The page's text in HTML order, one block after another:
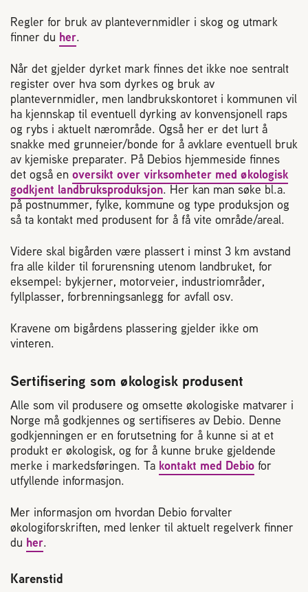
Regler for bruk av plantevernmidler i skog og utmark
finner du her.
Når det gjelder dyrket mark finnes det ikke noe sentralt
register over hva som dyrkes og bruk av
plantevernmidler, men landbrukskontoret i kommunen vil
ha kjennskap til eventuell dyrking av konvensjonell raps
og rybs i aktuelt nærområde. Også her er det lurt å
snakke med grunneier/bonde for å avklare eventuell bruk
av kjemiske preparater. På Debios hjemmeside finnes
det også en oversikt over virksomheter med økologisk
godkjent landbruksproduksjon. Her kan man søke bl.a.
på postnummer, fylke, kommune og type produksjon og
så ta kontakt med produsent for å få vite område/areal.
Videre skal bigården være plassert i minst 3 km avstand
fra alle kilder til forurensning utenom landbruket, for
eksempel: bykjerner, motorveier, industriområder,
fyllplasser, forbrenningsanlegg for avfall osv.
Kravene om bigårdens plassering gjelder ikke om
vinteren.
Sertifisering som økologisk produsent
Alle som vil produsere og omsette økologiske matvarer i
Norge må godkjennes og sertifiseres av Debio. Denne
godkjenningen er en forutsetning for å kunne si at et
produkt er økologisk, og for å kunne bruke gjeldende
merke i markedsføringen. Ta kontakt med Debio for
utfyllende informasjon.
Mer informasjon om hvordan Debio forvalter
økologiforskriften, med lenker til aktuelt regelverk finner
du her.
Karenstid